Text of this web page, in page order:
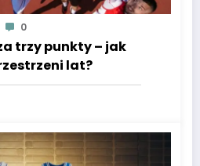
0
trzy punkty – jak
lat?